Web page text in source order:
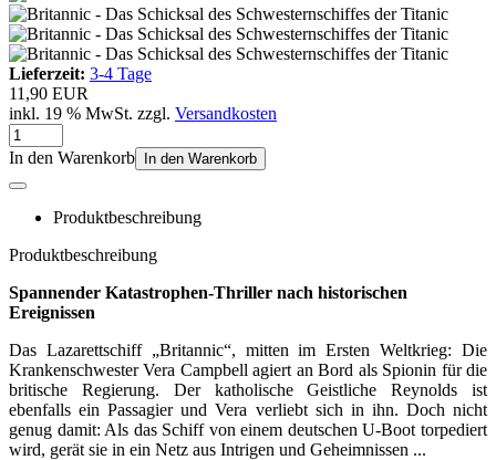
Lieferzeit: 3-4 Tage
11,90 EUR
inkl. 19 % MwSt. zzgl. Versandkosten
In den Warenkorb In den Warenkorb
Produktbeschreibung
Produktbeschreibung
Spannender Katastrophen-Thriller nach historischen
Ereignissen
Das Lazarettschiff „Britannic“, mitten im Ersten Weltkrieg: Die
Krankenschwester Vera Campbell agiert an Bord als Spionin für die
britische Regierung. Der katholische Geistliche Reynolds ist
ebenfalls ein Passagier und Vera verliebt sich in ihn. Doch nicht
genug damit: Als das Schiff von einem deutschen U-Boot torpediert
wird, gerät sie in ein Netz aus Intrigen und Geheimnissen ...